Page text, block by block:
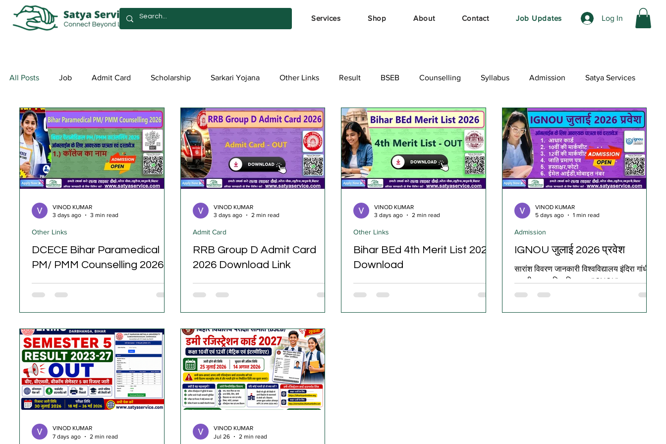
Services Shop About Contact Job Updates Log In
All Posts Job Admit Card Scholarship Sarkari Yojana Other Links Result BSEB Counselling Syllabus Admission Satya Services
Exam Form Allotment List Offer स्पेशल ऑफर
DCECE Bihar Paramedical
PM/ PMM Counselling 2026
बिहार कंबाइंड एंट्रेंस कॉम्पिटिटिव एग्जामिनेशन बोर्ड
(BCECE बोर्ड) ने सभी नोटिफाइड सरकारी और
काउंसलिंग के लिए आवेदन आमंत्रित किए हैं। बोर्ड ने
एंट्रेंस एग्जाम का रिजल्ट 11 जून 2026 को घोषित
किया था। सभी योग्य उम्मीदवार बिहार पॉलिटेक्निक
पैरामेडिकल काउंसलिंग 2026 के लिए BCECE बोर्ड
की ऑफिशियल वेबसाइट
bceceboard.bihar.gov.in पर 30 जुलाई 2026
से लेकर आवेदन जमा करने की आखिरी तारीख 06
Other Links
VINOD KUMAR
3 days ago
3 min read
RRB Group D Admit Card
2026 Download Link
रेलवे बोर्ड (RRB) ने सेंट्रलाइज़्ड एम्प्लॉयमेंट नोटिस
CEN No 09/2025 के तहत 7th CPC के पे लेवल
जानकारी वाली पर्ची (exam city intimation slip)
जारी कर दी है। कंप्यूटर-बेस्ड टेस्ट (CBT) परीक्षा
पूरे देश में बोर्ड द्वारा बताए गए परीक्षा केंद्रों पर 03
अगस्त 2026 से 25 अगस्त 2026 तक आयोजित
की जाएगी। सभी योग्य उम्मीदवार रेलवे ग्रुप D भर्ती
परीक्षा 2026 के लिए 30 जुलाई 2026 से RRB की
आधिकारिक
Admit Card
VINOD KUMAR
3 days ago
2 min read
Bihar BEd 4th Merit List 2026
Download
बाबासाहेब भीमराव अंबेडकर यूनिवर्सिटी (BRABU),
मुजफ्फरपुर ने बिहार में B.Ed. कोर्स चलाने वाली सभी
Other Links
VINOD KUMAR
3 days ago
2 min read
IGNOU जुलाई 2026 प्रवेश
सारांश विवरण जानकारी विश्वविद्यालय इंदिरा गांधी
राष्ट्रीय मुक्त विश्वविद्यालय (IGNOU) सत्र जुलाई
2026 आवेदन स्थिति ऑनलाइन आवेदन शुरू आवेदन
Admission
VINOD KUMAR
5 days ago
1 min read
VINOD KUMAR
7 days ago
2 min read
VINOD KUMAR
Jul 26
2 min read